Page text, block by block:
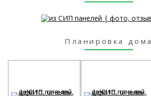
Планировка дома